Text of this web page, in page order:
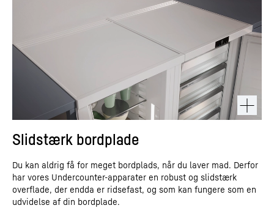
Slidstærk bordplade
Du kan aldrig få for meget bordplads, når du laver mad. Derfor
har vores Undercounter-apparater en robust og slidstærk
overflade, der endda er ridsefast, og som kan fungere som en
udvidelse af din bordplade.